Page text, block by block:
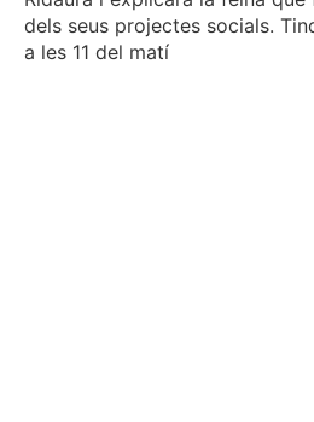
dels seus projectes socials.
a les 11 del matí